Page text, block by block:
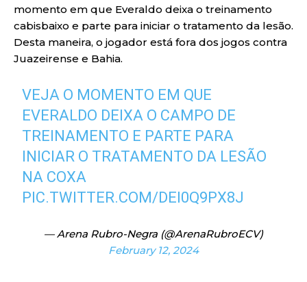
momento em que Everaldo deixa o treinamento
cabisbaixo e parte para iniciar o tratamento da lesão.
Desta maneira, o jogador está fora dos jogos contra
Juazeirense e Bahia.
VEJA O MOMENTO EM QUE
EVERALDO DEIXA O CAMPO DE
TREINAMENTO E PARTE PARA
INICIAR O TRATAMENTO DA LESÃO
NA COXA
PIC.TWITTER.COM/DEI0Q9PX8J
— Arena Rubro-Negra (@ArenaRubroECV)
February 12, 2024